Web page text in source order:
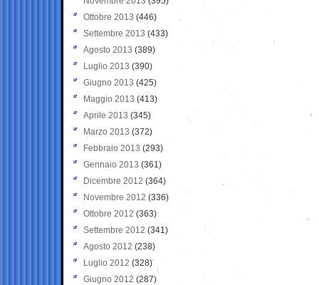
Ottobre 2013 (446)
Settembre 2013 (433)
Agosto 2013 (389)
Luglio 2013 (390)
Giugno 2013 (425)
Maggio 2013 (413)
Aprile 2013 (345)
Marzo 2013 (372)
Febbraio 2013 (293)
Gennaio 2013 (361)
Dicembre 2012 (364)
Novembre 2012 (336)
Ottobre 2012 (363)
Settembre 2012 (341)
Agosto 2012 (238)
Luglio 2012 (328)
Giugno 2012 (287)